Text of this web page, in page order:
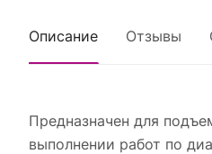
Описание Отзывы
Предназначен для
выполнении работ по